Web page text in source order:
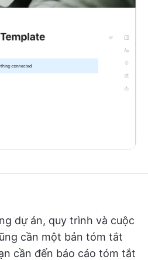
dự án, quy trình và cuộc
cần một bản tóm tắt
cần đến báo cáo tóm tắt